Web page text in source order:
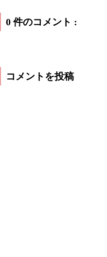
0 件のコメント :
コメントを投稿